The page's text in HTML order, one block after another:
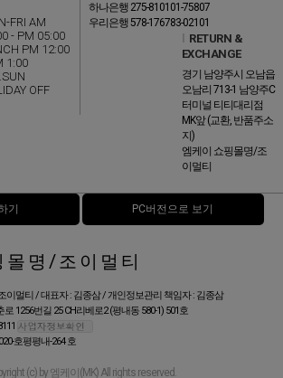
FRI AM
- PM 05:00
PM 12:00
1:00
OFF
하나은행 275-810101-75807
우리은행 578-176783-02101
RETURN &
EXCHANGE
경기 남양주시 오남읍
오남리 713-1 남양주C
터미널 티티대리점
MK앞 (교환, 반품주소
지)
엠케이 쇼핑몰명/조
이멀티
기 PC버전으로 보기
몰명/조이멀티
이멀티 / 대표자 : 김종삼 / 개인정보관리 책임자 : 김종삼
1256번길 25 CH리베로2 (평내동 580-1) 501호
호평평내-264 호
(c) by 엠케이(MK) All rights reserved.